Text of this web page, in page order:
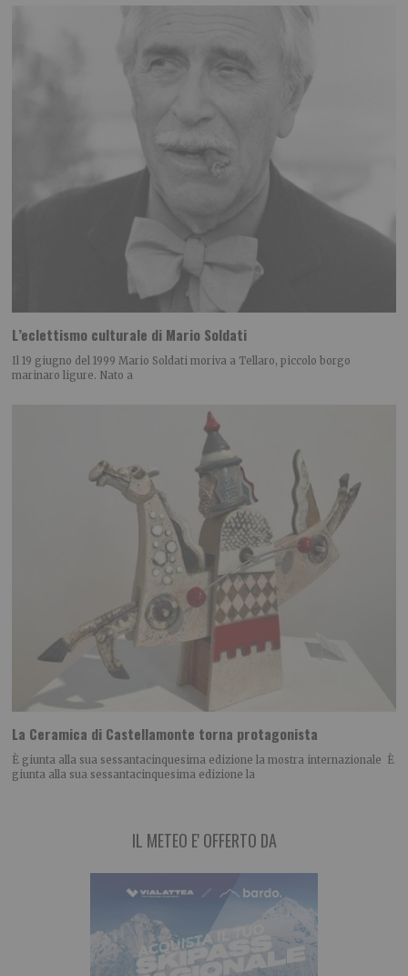
L’eclettismo culturale di Mario Soldati
Il 19 giugno del 1999 Mario Soldati moriva a Tellaro, piccolo borgo
marinaro ligure. Nato a
La Ceramica di Castellamonte torna protagonista
È giunta alla sua sessantacinquesima edizione la mostra internazionale È
giunta alla sua sessantacinquesima edizione la
IL METEO E' OFFERTO DA